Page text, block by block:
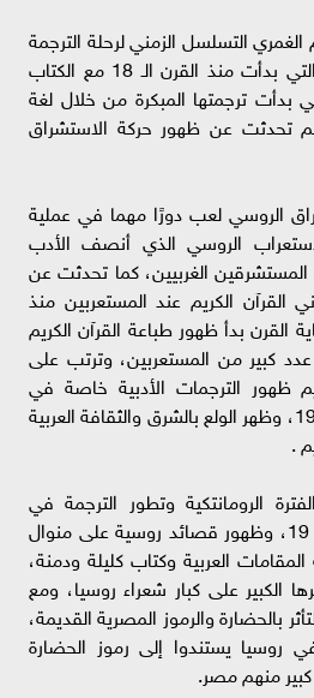
التسلسل الزمني لرحلة الترجمة
من العربية إلى الروسية والتي بدأت منذ القرن الـ 18 مع الكتاب
بدأت ترجمتها المبكرة من خلال لغة
تحدثت عن ظهور حركة الاستشراق
الروسي لعب دورًا مهما في عملية
الروسي الذي أنصف الأدب
الغربيين، كما تحدثت عن
القرآن الكريم عند المستعربين منذ
18، ومع نهاية القرن بدأ ظهور طباعة القرآن الكريم
كبير من المستعربين، وترتب على
ظهور الترجمات الأدبية خاصة في
النصف الأول من القرن الـ 19، وظهر الولع بالشرق والثقافة العربية
.
الرومانتكية وتطور الترجمة في
النصف الأول من القرن الـ 19، وظهور قصائد روسية على منوال
العربية وكتاب كليلة ودمنة،
الكبير على كبار شعراء روسيا، ومع
بالحضارة والرموز المصرية القديمة،
روسيا يستندوا إلى رموز الحضارة
كبير منهم مصر.